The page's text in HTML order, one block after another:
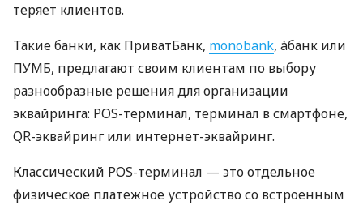
теряет клиентов.
Такие банки, как ПриватБанк, monobank, àбанк или
ПУМБ, предлагают своим клиентам по выбору
разнообразные решения для организации
эквайринга: POS-терминал, терминал в смартфоне,
QR-эквайринг или интернет-эквайринг.
Классический POS-терминал — это отдельное
физическое платежное устройство со встроенным